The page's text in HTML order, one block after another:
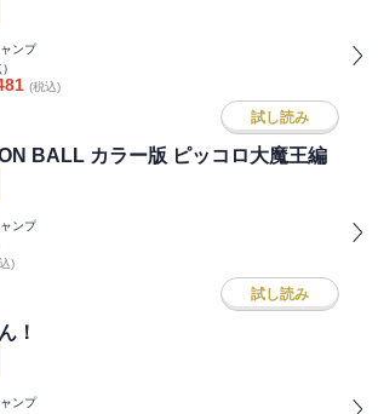
ンプ
(税込)
試し読み
BALL カラー版 ピッコロ大魔王編
ンプ
)
試し読み
！
ンプ